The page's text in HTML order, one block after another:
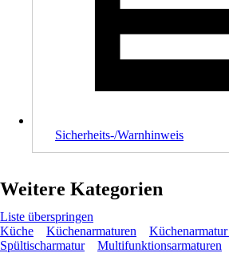
Sicherheits-/Warnhinweis
Weitere Kategorien
Liste überspringen
Küche
Küchenarmaturen
Spültischarmatur
Multifunktionsarmaturen